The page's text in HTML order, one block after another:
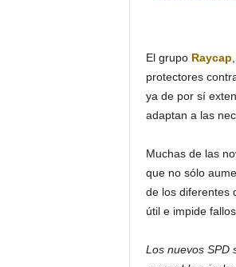
El grupo Raycap
protectores
ya de por sí
adaptan a las
Muchas de las
que no sólo
de los diferentes
útil e impide
Los nuevos SPD